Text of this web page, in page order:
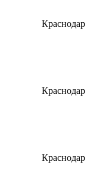
Краснодар
Краснодар
Краснодар